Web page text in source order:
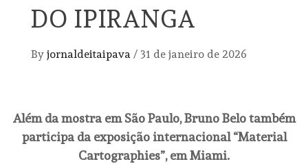
DO IPIRANGA
By jornaldeitaipava / 31 de janeiro de 2026
Além da mostra em São Paulo, Bruno Belo também
participa da exposição internacional “Material
Cartographies”, em Miami.